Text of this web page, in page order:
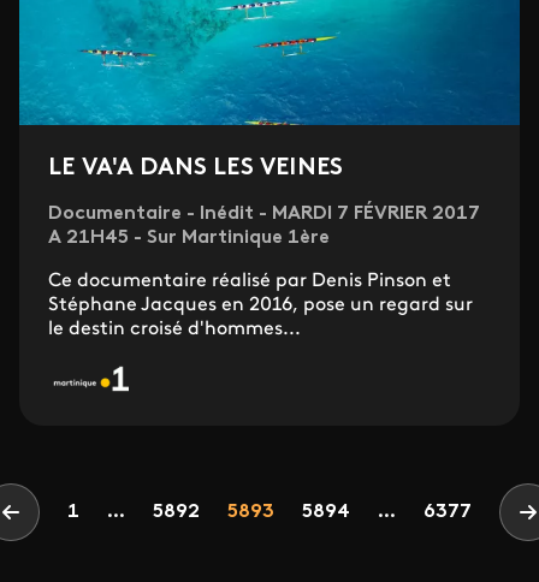
LE VA'A DANS LES VEINES
Documentaire - Inédit - MARDI 7 FÉVRIER 2017
A 21H45 - Sur Martinique 1ère
Ce documentaire réalisé par Denis Pinson et
Stéphane Jacques en 2016, pose un regard sur
le destin croisé d'hommes...
Pagination
Page précédente
1 ... Page
5892 Page
5893 Page
5894 ... 6377